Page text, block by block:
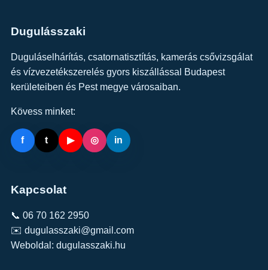
Dugulásszaki
Duguláselhárítás, csatornatisztítás, kamerás csővizsgálat
és vízvezetékszerelés gyors kiszállással Budapest
kerületeiben és Pest megye városaiban.
Kövess minket:
f t ▶ ◎ in
Kapcsolat
📞 06 70 162 2950
✉️ dugulasszaki@gmail.com
Weboldal: dugulasszaki.hu